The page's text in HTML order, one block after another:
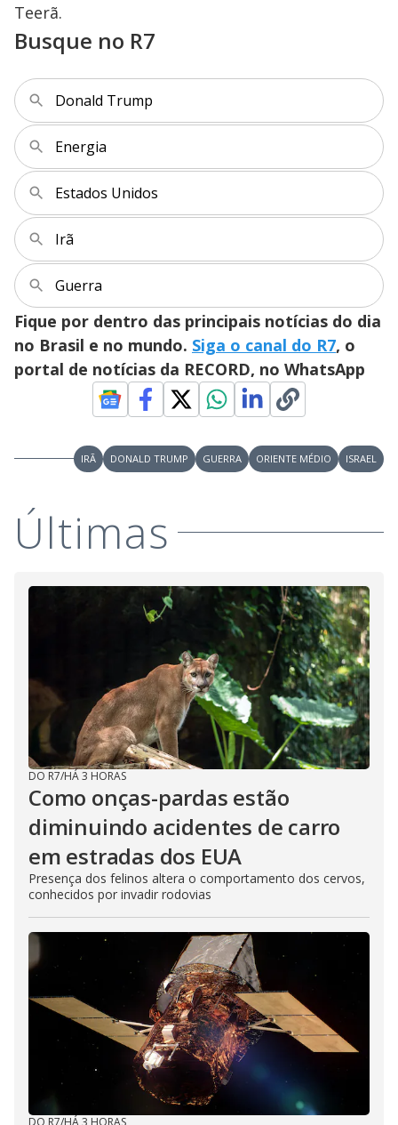
Teerã.
Busque no R7
Donald Trump
Energia
Estados Unidos
Irã
Guerra
Fique por dentro das principais notícias do dia
no Brasil e no mundo. Siga o canal do R7, o
portal de notícias da RECORD, no WhatsApp
IRÃ DONALD TRUMP GUERRA ORIENTE MÉDIO ISRAEL
Últimas
DO R7/HÁ 3 HORAS
Como onças-pardas estão
diminuindo acidentes de carro
em estradas dos EUA
Presença dos felinos altera o comportamento dos cervos,
conhecidos por invadir rodovias
DO R7/HÁ 3 HORAS